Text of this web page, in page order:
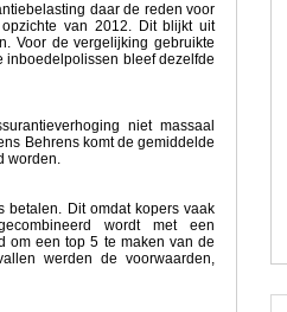
daar de reden voor
van 2012. Dit blijkt uit
Voor de vergelijking gebruikte
inboedelpolissen bleef dezelfde
niet massaal
Behrens komt de gemiddelde
worden.
betalen. Dit omdat kopers vaak
wordt met een
om een top 5 te maken van de
werden de voorwaarden,